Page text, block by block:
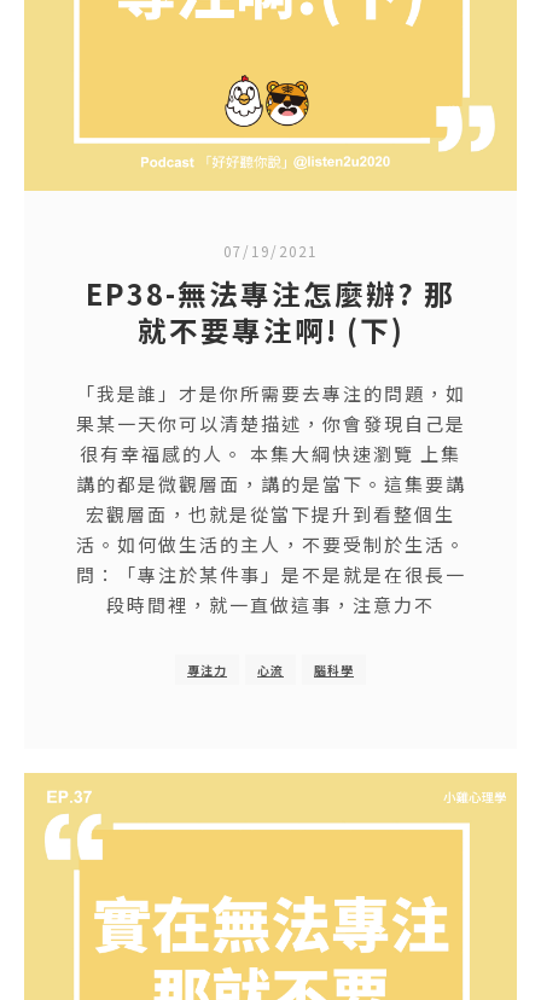
07/19/2021
EP38-無法專注怎麼辦? 那
就不要專注啊! (下)
「我是誰」才是你所需要去專注的問題，如
果某一天你可以清楚描述，你會發現自己是
很有幸福感的人。 本集大綱快速瀏覽 上集
講的都是微觀層面，講的是當下。這集要講
宏觀層面，也就是從當下提升到看整個生
活。如何做生活的主人，不要受制於生活。
問：「專注於某件事」是不是就是在很長一
段時間裡，就一直做這事，注意力不
專注力 心流 腦科學